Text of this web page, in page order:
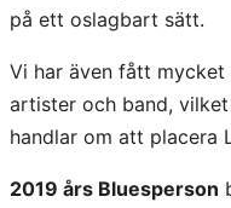
på ett oslagbart sätt.
Vi har även fått
artister och band,
handlar om att placera
2019 års Bluesperson